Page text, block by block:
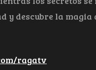
y descubre la
ragatv